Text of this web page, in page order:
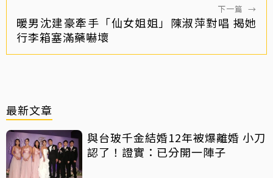
下一篇 →
暖男沈建豪牽手「仙女姐姐」陳淑萍對唱 揭她
行李箱塞滿藥嚇壞
最新文章
與台玻千金結婚12年被爆離婚 小刀
認了！證實：已分開一陣子